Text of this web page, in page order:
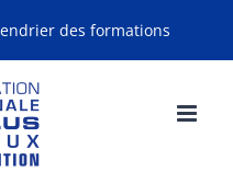
des formations